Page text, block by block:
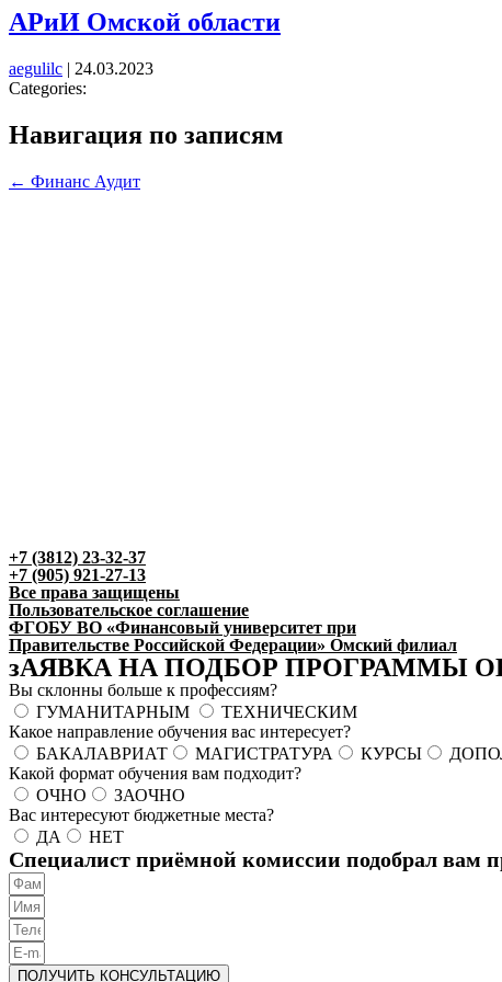
АРиИ Омской области
aegulilc | 24.03.2023
Categories:
Навигация по записям
← Финанс Аудит
+7 (3812) 23-32-37
+7 (905) 921-27-13
Все права защищены
Пользовательское соглашение
ФГОБУ ВО «Финансовый университет при
Правительстве Российской Федерации» Омский филиал
зАЯВКА НА ПОДБОР ПРОГРАММЫ
Вы склонны больше к профессиям?
ГУМАНИТАРНЫМ
ТЕХНИЧЕСКИМ
Какое направление обучения вас интересует?
БАКАЛАВРИАТ
МАГИСТРАТУРА КУРСЫ
Какой формат обучения вам подходит?
ОЧНО
ЗАОЧНО
Вас интересуют бюджетные места?
ДА
НЕТ
Специалист приёмной комиссии подобрал вам
ПОЛУЧИТЬ КОНСУЛЬТАЦИЮ